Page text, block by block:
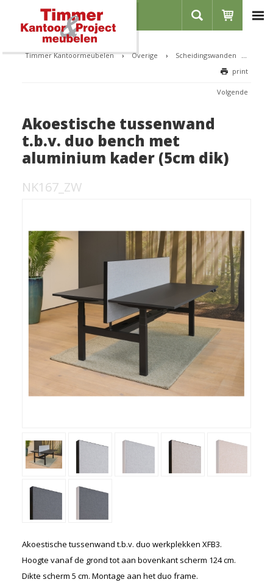
Home
Over ons
Vacatures
Inloggen
Bureaus
Zit-sta bureaus
Stoelen
Kasten
Ladeblokken
Vergaderen
Directiemeubilair
Akoestiek
Overige
Gebruikt meubilair
'Met een krasje'
Betalen en bezorgen
Werkbladkleuren
Merken
Nieuws
Timmer Kantoormeubelen › Overige › Scheidingswanden ›
print
Volgende
Akoestische tussenwand
t.b.v. duo bench met
aluminium kader (5cm dik)
NK167_ZW
Akoestische tussenwand t.b.v. duo werkplekken XFB3.
Hoogte vanaf de grond tot aan bovenkant scherm 124 cm.
Dikte scherm 5 cm. Montage aan het duo frame.